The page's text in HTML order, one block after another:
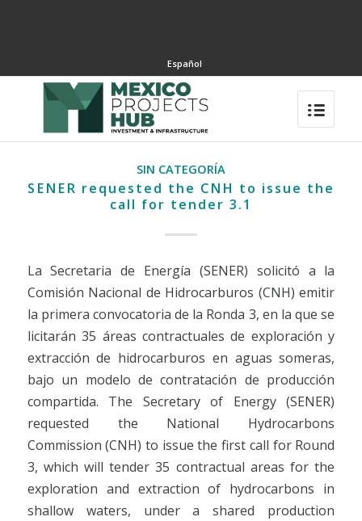
Español
SIN CATEGORÍA
SENER requested the CNH to issue the
call for tender 3.1
La Secretaria de Energía (SENER) solicitó a la
Comisión Nacional de Hidrocarburos (CNH) emitir
la primera convocatoria de la Ronda 3, en la que se
licitarán 35 áreas contractuales de exploración y
extracción de hidrocarburos en aguas someras,
bajo un modelo de contratación de producción
compartida. The Secretary of Energy (SENER)
requested the National Hydrocarbons
Commission (CNH) to issue the first call for Round
3, which will tender 35 contractual areas for the
exploration and extraction of hydrocarbons in
shallow waters, under a shared production